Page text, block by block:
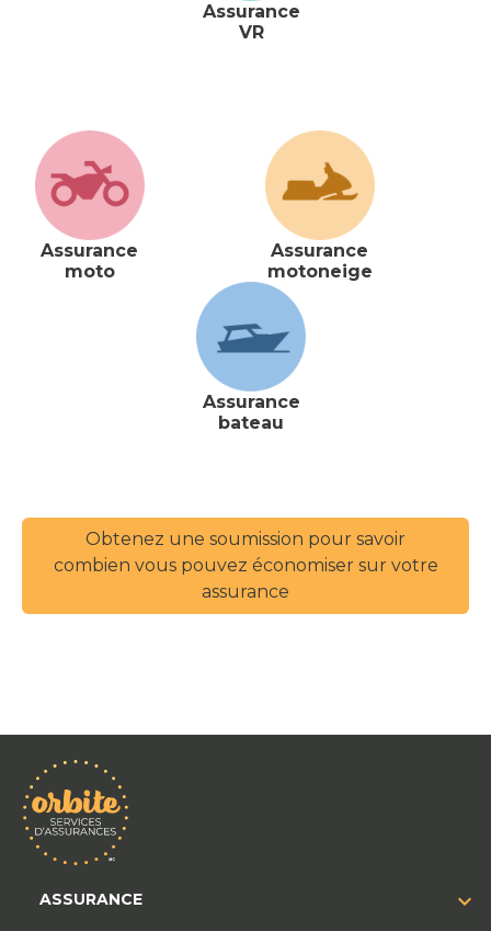
Assurance
VR
Assurance
moto
Assurance
motoneige
Assurance
bateau
Obtenez une soumission pour savoir
combien vous pouvez économiser sur votre
assurance
ASSURANCE